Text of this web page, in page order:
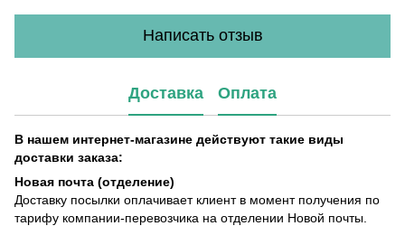
Написать отзыв
Доставка Оплата
В нашем интернет-магазине действуют такие виды
доставки заказа:
Новая почта (отделение)
Доставку посылки оплачивает клиент в момент получения по
тарифу компании-перевозчика на отделении Новой почты.